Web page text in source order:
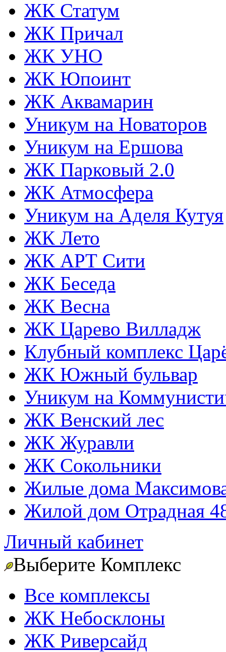
ЖК Статум
ЖК Причал
ЖК УНО
ЖК Юпоинт
ЖК Аквамарин
Уникум на Новаторов
Уникум на Ершова
ЖК Парковый 2.0
ЖК Атмосфера
Уникум на Аделя Кутуя
ЖК Лето
ЖК АРТ Сити
ЖК Беседа
ЖК Весна
ЖК Царево Вилладж
Клубный комплекс
ЖК Южный бульвар
Уникум на
ЖК Венский лес
ЖК Журавли
ЖК Сокольники
Жилые дома
Жилой дом Отрадная
Личный кабинет
Выберите Комплекс
Все комплексы
ЖК Небосклоны
ЖК Риверсайд